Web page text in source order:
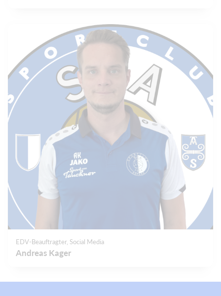
EDV-Beauftragter, Social Media
Andreas Kager